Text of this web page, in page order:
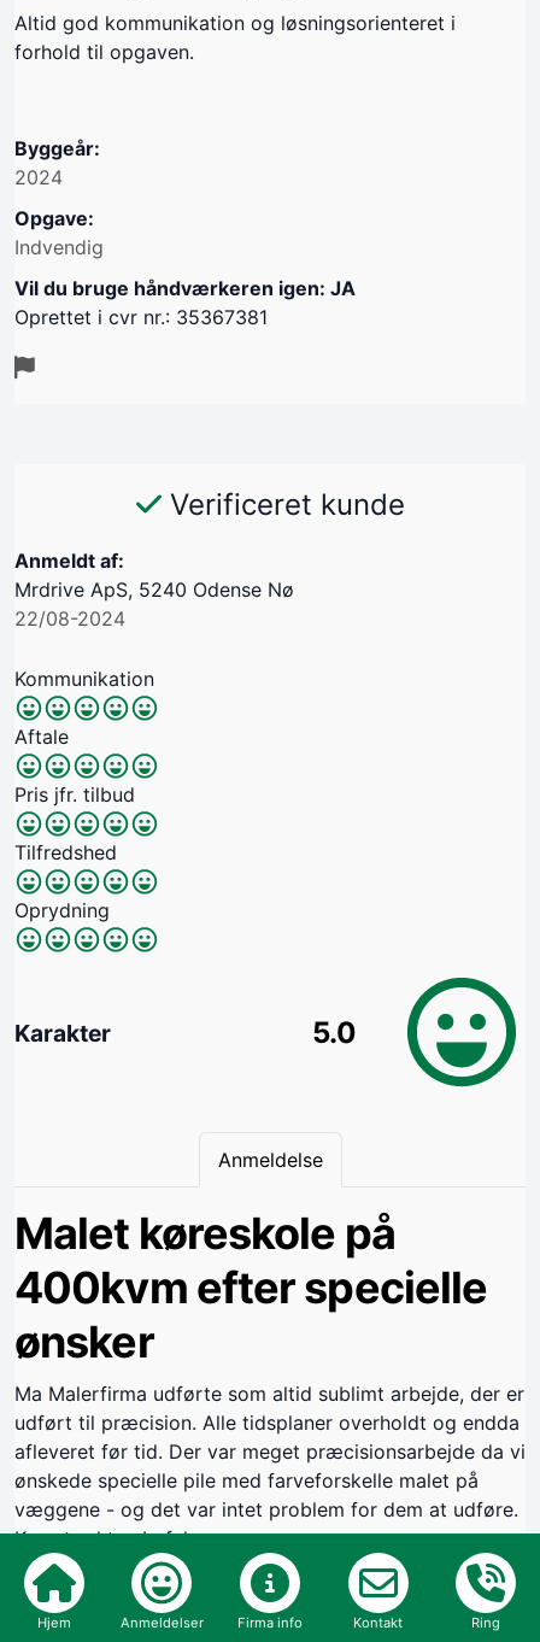
Altid god kommunikation og løsningsorienteret i
forhold til opgaven.
Byggeår:
2024
Opgave:
Indvendig
Vil du bruge håndværkeren igen: JA
Oprettet i cvr nr.: 35367381
Verificeret kunde
Anmeldt af:
Mrdrive ApS, 5240 Odense Nø
22/08-2024
Kommunikation
Aftale
Pris jfr. tilbud
Tilfredshed
Oprydning
Karakter 5.0
Anmeldelse
Malet køreskole på
400kvm efter specielle
ønsker
Ma Malerfirma udførte som altid sublimt arbejde, der er
udført til præcision. Alle tidsplaner overholdt og endda
afleveret før tid. Der var meget præcisionsarbejde da vi
ønskede specielle pile med farveforskelle malet på
væggene - og det var intet problem for dem at udføre.
Kan stærkt anbefales
Håndværkerens egne billeder
Hjem Anmeldelser Firma info Kontakt Ring